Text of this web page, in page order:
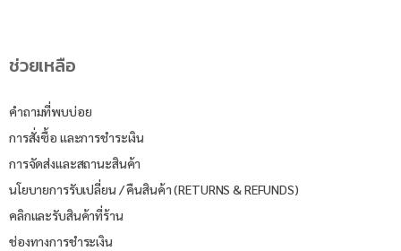
ช่วยเหลือ
คำถามที่พบบ่อย
การสั่งซื้อ และการชำระเงิน
การจัดส่งและสถานะสินค้า
นโยบายการรับเปลี่ยน / คืนสินค้า (RETURNS & REFUNDS)
คลิกและรับสินค้าที่ร้าน
ช่องทางการชำระเงิน